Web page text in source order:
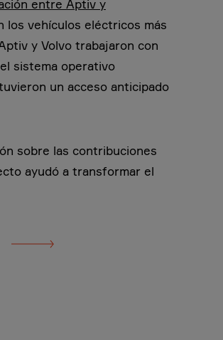
entre Aptiv y
los vehículos eléctricos más
y Volvo trabajaron con
sistema operativo
un acceso anticipado
sobre las contribuciones
ayudó a transformar el